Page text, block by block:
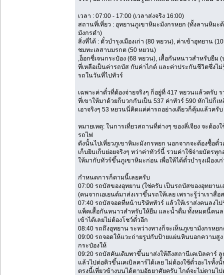
เวลา : 07:00 - 17:00 (เวลาส่งจริง 16:00)
สถานที่เที่ยว : อุทยานภูเขาหิมะมังกรหยก (ทั้งลานหิม
มังกรดำ)
สิ่งที่ได้ : ตั๋วบำรุงเมืองเก่า (80 หยวน), ค่าเข้าอุทยาน
ชมทะเลสาบมรกต (50 หยวน)
,อ็อกซี่เจนกระป๋อง (68 หยวน), เสื้อกันหนาวสำหรับยื
ที่เหลือเป็นค่ารถบัส กับค่าไกด์ และค่าประกันชีวิตซึ่งไม่
รถในวันที่ไปทัวร์
เฉพาะค่าตั๋วที่ต้องจ่ายจริงๆ ก็อยู่ที่ 417 หยวนแล้วครับ
ที่เขาให้มาด้วยก็บวกกันเป็น 537 ค่าทัวร์ 590 หักไปก็
เอาจริงๆ 53 หยวนนี่คิดแค่ค่ารถอย่างเดียวก็คุ้มแล้วครั
หมายเหตุ: ในการเที่ยวสถานที่ต่างๆ ของลี่เจียง จะต้อ
รถไฟ
ดังนั้นไปเที่ยวภูเขาหิมะมังกรหยก นอกจากจะต้องซื้อตั๋
เก็บยิบเก็บย่อยจริงๆ ทว่าค่าทัวร์นี้ รวมค่าใช้จ่ายบัตรทุ
ให้มากับทัวร์ขึ้นภูเขาหิมะก่อน เพื่อให้ได้ตั๋วบำรุงเมือง
กำหนดการก็ตามนี้เลยครับ
07:00 รถบัสของอุทยาน (ใช่ครับ เป็นรถบัสของอุทยาน
(คนจากเอเยนต์มาส่งเราขึ้นรถให้เลย เพราะรู้ว่าเราสื่
07:40 รถบัสจอดที่หน้าบริษัททัวร์ แล้วให้เราส่งคนลงไ
แพ็คเสื้อกันหนาวสำหรับให้ยืม และน้ำดื่ม ทั้งหมดนี้คน
เข้าได้เลยไม่ต้องโชว์ตั๋วอีก
08:40 รถถึงอุทยาน ระหว่างทางก็จะเห็นภูเขามังกรห
09:00 รถจอดให้แวะถ่ายรูปกับป้ายแผ่นหินบอกความสู
กระป๋องให้
09:20 รถบัสคันเดิมพาขึ้นมาส่งให้ถึงสถานีเคเบิลคาร์
แล้วไปต่อคิวขึ้นเคเบิลคาร์ได้เลย ไม่ต้องใช้ตั๋วอะไร
ตรงนี้เที่ยวข้างบนได้ตามอัธยาศัยครับ ไกด์จะไม่ตามไ